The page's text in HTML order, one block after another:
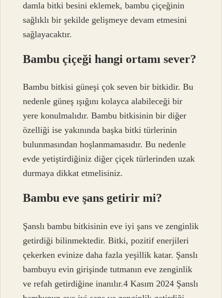
damla bitki besini eklemek, bambu çiçeğinin
sağlıklı bir şekilde gelişmeye devam etmesini
sağlayacaktır.
Bambu çiçeği hangi ortamı sever?
Bambu bitkisi güneşi çok seven bir bitkidir. Bu
nedenle güneş ışığını kolayca alabileceği bir
yere konulmalıdır. Bambu bitkisinin bir diğer
özelliği ise yakınında başka bitki türlerinin
bulunmasından hoşlanmamasıdır. Bu nedenle
evde yetiştirdiğiniz diğer çiçek türlerinden uzak
durmaya dikkat etmelisiniz.
Bambu eve şans getirir mi?
Şanslı bambu bitkisinin eve iyi şans ve zenginlik
getirdiği bilinmektedir. Bitki, pozitif enerjileri
çekerken evinize daha fazla yeşillik katar. Şanslı
bambuyu evin girişinde tutmanın eve zenginlik
ve refah getirdiğine inanılır.4 Kasım 2024 Şanslı